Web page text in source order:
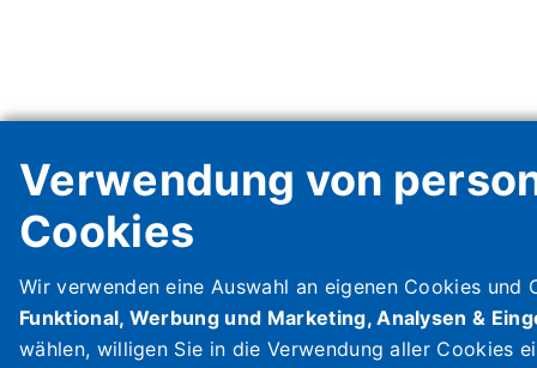
Verwendung von
Cookies
Wir verwenden eine Auswahl an eigenen Cookies
Funktional, Werbung und Marketing, Analysen &
wählen, willigen Sie in die Verwendung aller Cookies